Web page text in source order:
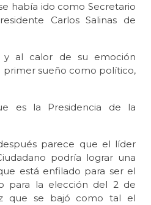
había ido como Secretario
Carlos Salinas de
y al calor de su emoción
primer sueño como político,
es la Presidencia de la
parece que el líder
podría lograr una
está enfilado para ser el
para la elección del 2 de
que se bajó como tal el